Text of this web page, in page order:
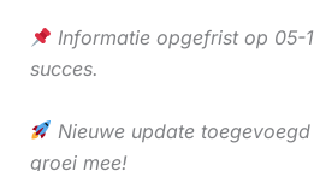
Informatie opgefrist op 05-
succes.
Nieuwe update
groei mee!